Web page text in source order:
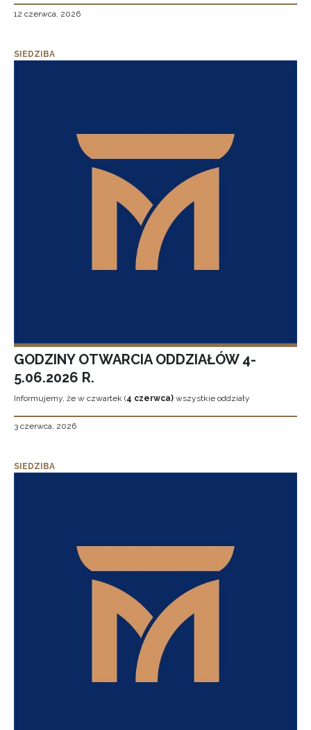
12 czerwca, 2026
SIEDZIBA
GODZINY OTWARCIA ODDZIAŁÓW 4-
5.06.2026 R.
Informujemy, że w czwartek (4 czerwca) wszystkie oddziały
3 czerwca, 2026
SIEDZIBA